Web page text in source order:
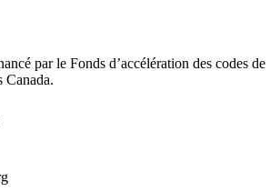
par le Fonds d’accélération des codes de
Canada.